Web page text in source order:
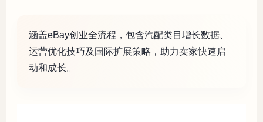
涵盖eBay创业全流程，包含汽配类目增长数据、
运营优化技巧及国际扩展策略，助力卖家快速启
动和成长。